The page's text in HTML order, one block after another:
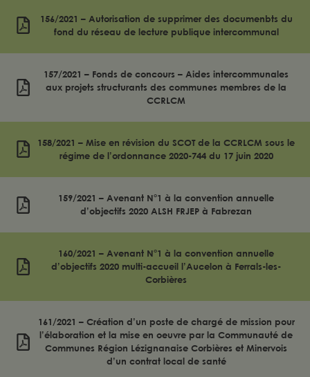
156/2021 – Autorisation de supprimer des documenbts du
fond du réseau de lecture publique intercommunal
157/2021 – Fonds de concours – Aides intercommunales
aux projets structurants des communes membres de la
CCRLCM
158/2021 – Mise en révision du SCOT de la CCRLCM sous le
régime de l’ordonnance 2020-744 du 17 juin 2020
159/2021 – Avenant N°1 à la convention annuelle
d’objectifs 2020 ALSH FRJEP à Fabrezan
160/2021 – Avenant N°1 à la convention annuelle
d’objectifs 2020 multi-accueil l’Aucelon à Ferrals-les-
Corbières
161/2021 – Création d’un poste de chargé de mission pour
l’élaboration et la mise en oeuvre par la Communauté de
Communes Région Lézignanaise Corbières et Minervois
d’un contrat local de santé